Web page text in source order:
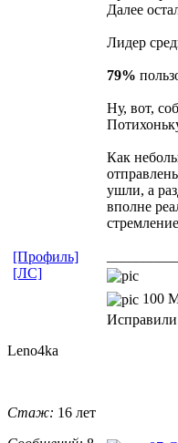
Далее
Лидер
79%
Ну, вот,
Как
ушли, а
вполне
100
Исправили
[Профиль]
[ЛС]
Leno4ka
Стаж: 16 лет